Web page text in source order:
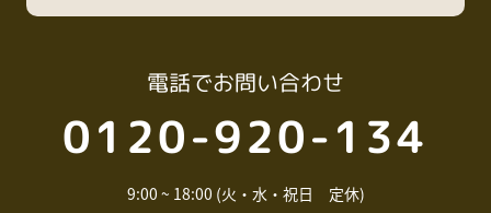
電話でお問い合わせ
0120-920-134
9:00 ~ 18:00 (火・水・祝日 定休)